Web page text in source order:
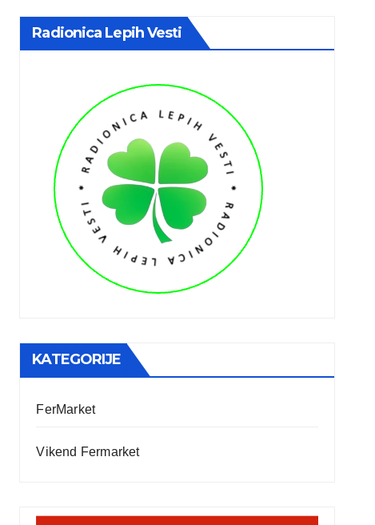
Radionica Lepih Vesti
KATEGORIJE
FerMarket
Vikend Fermarket